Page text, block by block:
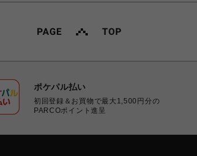
ポケパル払い
初回登録＆お買物で最大1,500円分の
PARCOポイント進呈